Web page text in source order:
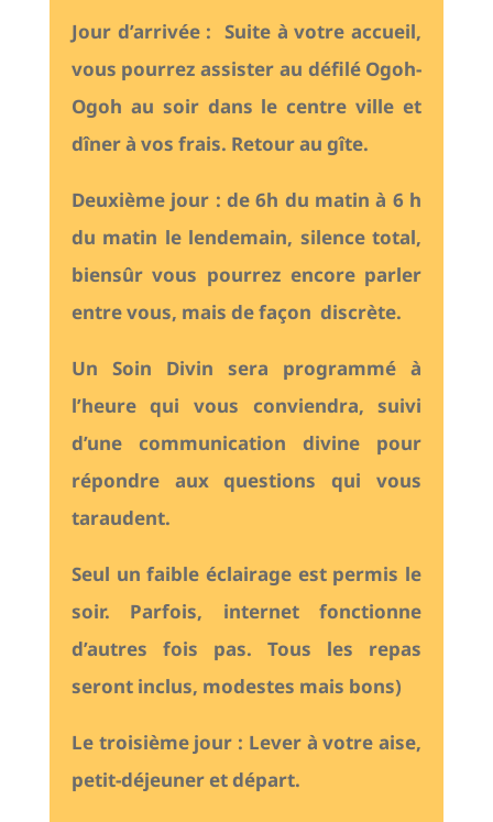
Jour d’arrivée : Suite à votre accueil,
vous pourrez assister au défilé Ogoh-
Ogoh au soir dans le centre ville et
dîner à vos frais. Retour au gîte.
Deuxième jour : de 6h du matin à 6 h
du matin le lendemain, silence total,
biensûr vous pourrez encore parler
entre vous, mais de façon discrète.
Un Soin Divin sera programmé à
l’heure qui vous conviendra, suivi
d’une communication divine pour
répondre aux questions qui vous
taraudent.
Seul un faible éclairage est permis le
soir. Parfois, internet fonctionne
d’autres fois pas. Tous les repas
seront inclus, modestes mais bons)
Le troisième jour : Lever à votre aise,
petit-déjeuner et départ.